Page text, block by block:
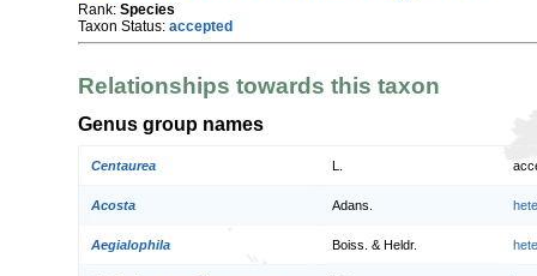
Rank: Species
Taxon Status: accepted
Relationships towards this taxon
Genus group names
Centaurea
Acosta Adans.
Aegialophila Boiss. & Heldr.